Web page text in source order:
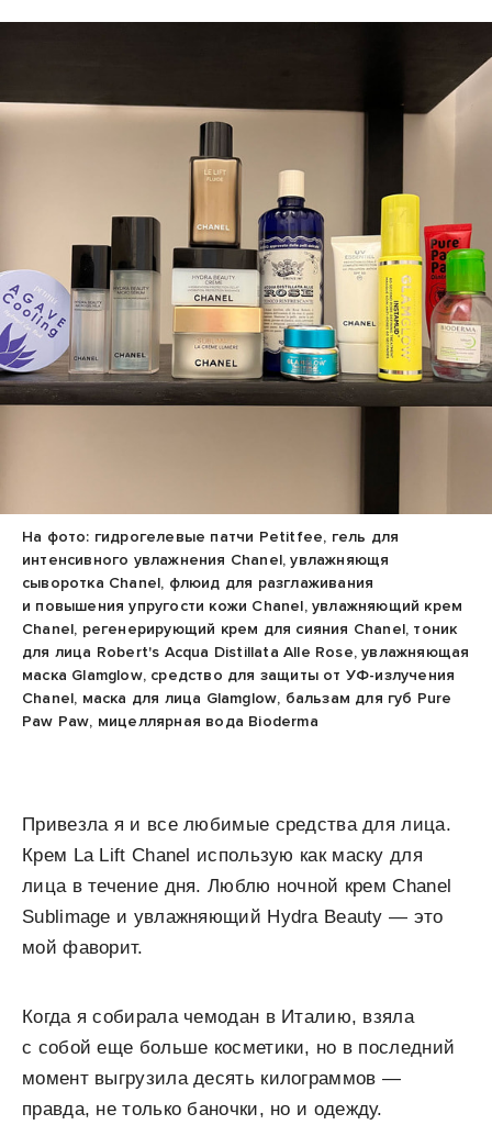
На фото: гидрогелевые патчи Petitfee, гель для
интенсивного увлажнения Chanel, увлажняющя
сыворотка Chanel, флюид для разглаживания
и повышения упругости кожи Chanel, увлажняющий крем
Chanel, регенерирующий крем для сияния Chanel, тоник
для лица Robert's Acqua Distillata Alle Rose, увлажняющая
маска Glamglow, средство для защиты от УФ-излучения
Chanel, маска для лица Glamglow, бальзам для губ Pure
Paw Paw, мицеллярная вода Bioderma
Привезла я и все любимые средства для лица.
Крем La Lift Chanel использую как маску для
лица в течение дня. Люблю ночной крем Chanel
Sublimage и увлажняющий Hydra Beauty — это
мой фаворит.
Когда я собирала чемодан в Италию, взяла
с собой еще больше косметики, но в последний
момент выгрузила десять килограммов —
правда, не только баночки, но и одежду.